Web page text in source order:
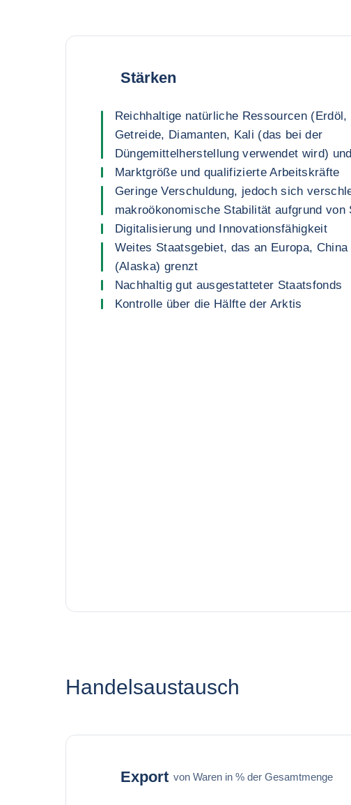
Stärken
Reichhaltige natürliche Ressourcen
Getreide, Diamanten, Kali (das bei der
Düngemittelherstellung verwendet wird)
Marktgröße und qualifizierte Arbeitskräfte
Geringe Verschuldung, jedoch sich
makroökonomische Stabilität aufgrund von
Digitalisierung und Innovationsfähigkeit
Weites Staatsgebiet, das an Europa, China
(Alaska) grenzt
Nachhaltig gut ausgestatteter Staatsfonds
Kontrolle über die Hälfte der Arktis
Handelsaustausch
Export von Waren in % der Gesamtmenge